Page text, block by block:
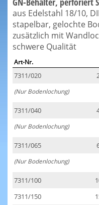
aus Edelstahl 18/10,
stapelbar, gelochte
zusätzlich mit
schwere Qualität
Art-Nr.
7311/020
(Nur Bodenlochung)
7311/040
(Nur Bodenlochung)
7311/065
(Nur Bodenlochung)
7311/100
7311/150